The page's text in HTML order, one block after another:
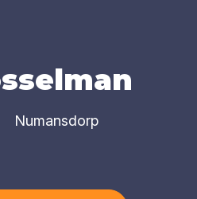
Numansdorp